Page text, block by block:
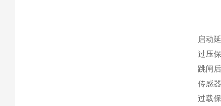
启动
过压
跳闸
传感
过载